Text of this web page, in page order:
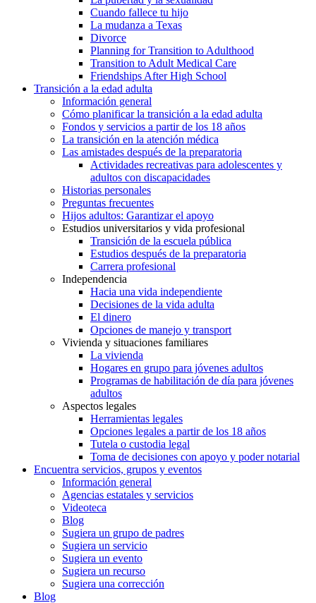
Cuando fallece tu hijo
La mudanza a Texas
Divorce
Planning for Transition to Adulthood
Transition to Adult Medical Care
Friendships After High School
Transición a la edad adulta
Información general
Cómo planificar la transición a la edad adulta
Fondos y servicios a partir de los 18 años
La transición en la atención médica
Las amistades después de la preparatoria
Actividades recreativas para adolescentes y
adultos con discapacidades
Historias personales
Preguntas frecuentes
Hijos adultos: Garantizar el apoyo
Estudios universitarios y vida profesional
Transición de la escuela pública
Estudios después de la preparatoria
Carrera profesional
Independencia
Hacia una vida independiente
Decisiones de la vida adulta
El dinero
Opciones de manejo y transport
Vivienda y situaciones familiares
La vivienda
Hogares en grupo para jóvenes adultos
Programas de habilitación de día para jóvenes
adultos
Aspectos legales
Herramientas legales
Opciones legales a partir de los 18 años
Tutela o custodia legal
Toma de decisiones con apoyo y poder notarial
Encuentra servicios, grupos y eventos
Información general
Agencias estatales y servicios
Videoteca
Blog
Sugiera un grupo de padres
Sugiera un servicio
Sugiera un evento
Sugiera un recurso
Sugiera una corrección
Blog